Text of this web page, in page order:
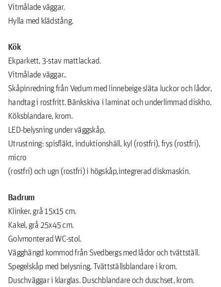
Vitmålade väggar.
Hylla med klädstång.
Kök
Ekparkett, 3-stav mattlackad.
Vitmålade väggar..
Skåpinredning från Vedum med linnebeige släta luckor och lådor,
handtag i rostfritt. Bänkskiva i laminat och underlimmad diskho.
Köksblandare, krom.
LED-belysning under väggskåp.
Utrustning: spisfläkt, induktionshäll, kyl (rostfri), frys (rostfri),
micro
(rostfri) och ugn (rostfri) i högskåp,integrerad diskmaskin.
Badrum
Klinker, grå 15x15 cm.
Kakel, grå 25x45 cm.
Golvmonterad WC-stol.
Vägghängd kommod från Svedbergs med lådor och tvättställ.
Spegelskåp med belysning. Tvättställsblandare i krom.
Duschväggar i klarglas. Duschblandare och duschset, krom.